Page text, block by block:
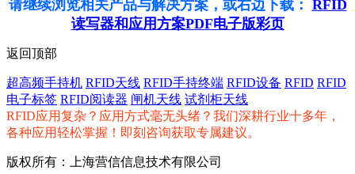
请继续浏览相关产品与解决方案，或右边下载： RFID
读写器和应用方案PDF电子版彩页
返回顶部
超高频手持机 RFID天线 RFID手持终端 RFID设备 RFID RFID
电子标签 RFID阅读器 闸机天线 试剂柜天线
RFID应用复杂？应用方式毫无头绪？我们深耕行业十多年，
各种应用轻松掌握！即刻咨询获取专属建议。
版权所有：上海营信信息技术有限公司